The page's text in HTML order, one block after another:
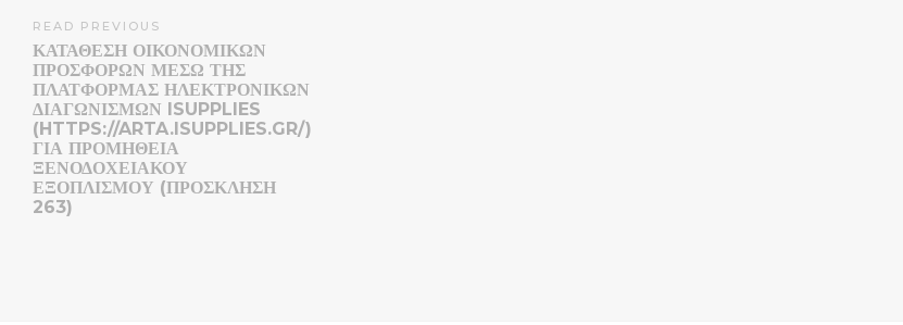
READ PREVIOUS
ΚΑΤΑΘΕΣΗ ΟΙΚΟΝΟΜΙΚΩΝ
ΠΡΟΣΦΟΡΩΝ ΜΕΣΩ ΤΗΣ
ΠΛΑΤΦΟΡΜΑΣ ΗΛΕΚΤΡΟΝΙΚΩΝ
ΔΙΑΓΩΝΙΣΜΩΝ ISUPPLIES
(HTTPS://ARTA.ISUPPLIES.GR/)
ΓΙΑ ΠΡΟΜΗΘΕΙΑ
ΞΕΝΟΔΟΧΕΙΑΚΟΥ
ΕΞΟΠΛΙΣΜΟΥ (ΠΡΟΣΚΛΗΣΗ
263)